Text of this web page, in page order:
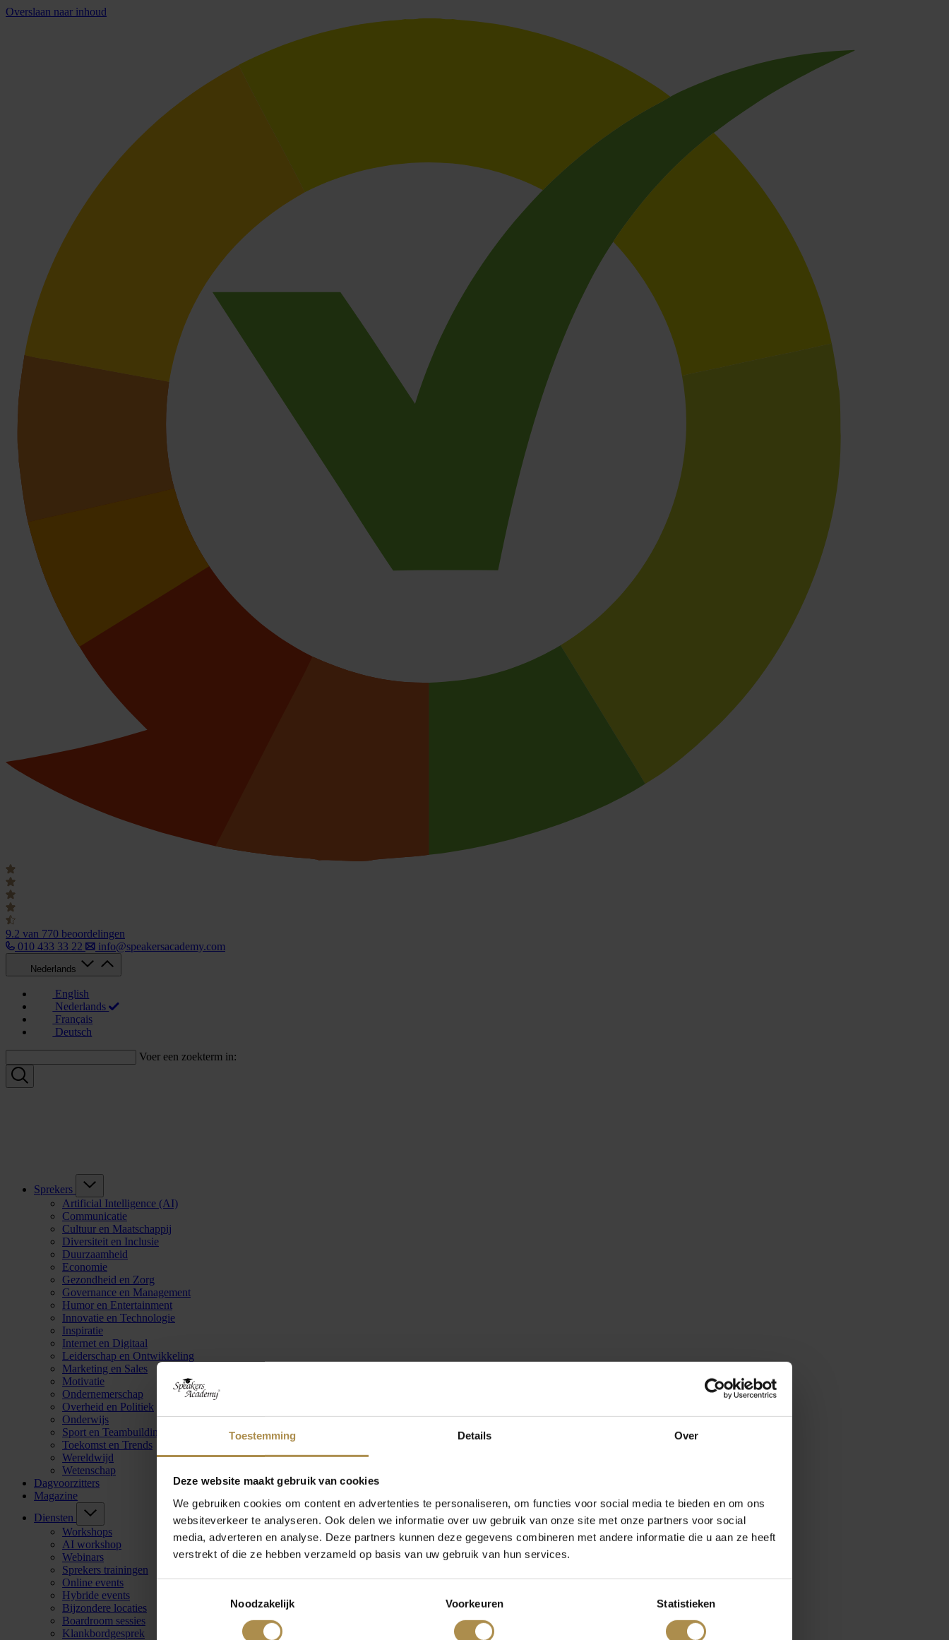
Toestemming Details Over
Deze website maakt gebruik van cookies
We gebruiken cookies om content en advertenties te personaliseren, om functies voor social media te bieden en om ons
websiteverkeer te analyseren. Ook delen we informatie over uw gebruik van onze site met onze partners voor social
media, adverteren en analyse. Deze partners kunnen deze gegevens combineren met andere informatie die u aan ze heeft
verstrekt of die ze hebben verzameld op basis van uw gebruik van hun services.
Noodzakelijk
Voorkeuren Statistieken
Overslaan naar inhoud
9.2 van 770 beoordelingen
010 433 33 22
info@speakersacademy.com
Nederlands
English
Nederlands
Français
Deutsch
Voer een zoekterm in:
Sprekers
Artificial Intelligence (AI)
Communicatie
Cultuur en Maatschappij
Diversiteit en Inclusie
Duurzaamheid
Economie
Gezondheid en Zorg
Governance en Management
Humor en Entertainment
Innovatie en Technologie
Inspiratie
Internet en Digitaal
Leiderschap en Ontwikkeling
Marketing en Sales
Motivatie
Ondernemerschap
Overheid en Politiek
Onderwijs
Sport en Teambuilding
Toekomst en Trends
Wereldwijd
Wetenschap
Dagvoorzitters
Magazine
Diensten
Workshops
AI workshop
Webinars
Sprekers trainingen
Online events
Hybride events
Bijzondere locaties
Boardroom sessies
Klankbordgesprek